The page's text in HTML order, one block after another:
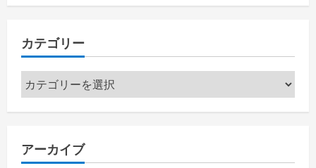
カテゴリー
カ
テ
ー
アーカイブ